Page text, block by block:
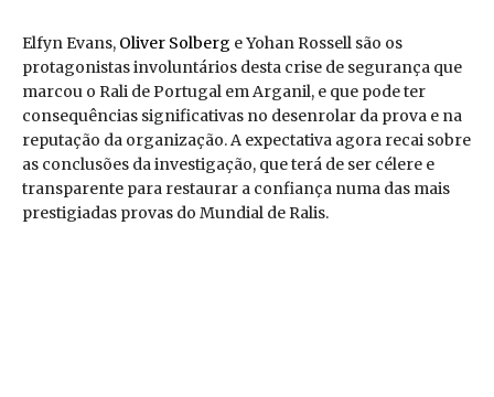
Elfyn Evans, Oliver Solberg e Yohan Rossell são os
protagonistas involuntários desta crise de segurança que
marcou o Rali de Portugal em Arganil, e que pode ter
consequências significativas no desenrolar da prova e na
reputação da organização. A expectativa agora recai sobre
as conclusões da investigação, que terá de ser célere e
transparente para restaurar a confiança numa das mais
prestigiadas provas do Mundial de Ralis.